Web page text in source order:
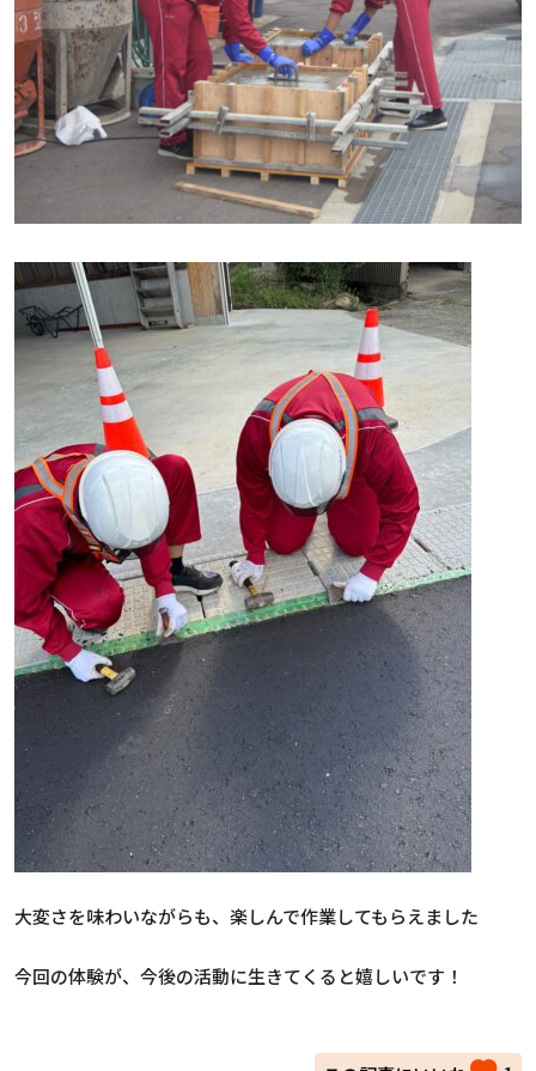
大変さを味わいながらも、楽しんで作業してもらえました
今回の体験が、今後の活動に生きてくると嬉しいです！